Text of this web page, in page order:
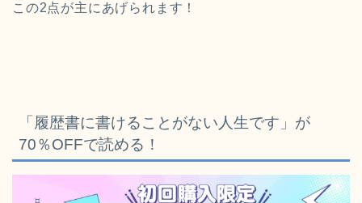
この2点が主にあげられます！
「履歴書に書けることがない人生です 」が
70％OFFで読める！